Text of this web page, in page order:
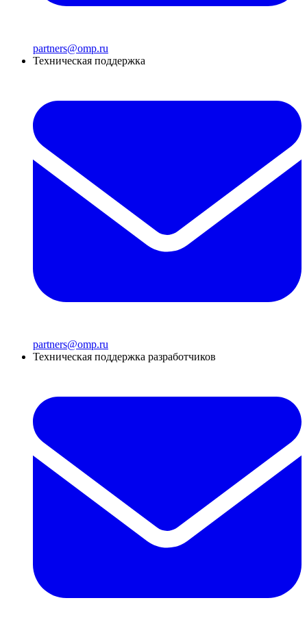
partners@omp.ru
Техническая поддержка
partners@omp.ru
Техническая поддержка разработчиков